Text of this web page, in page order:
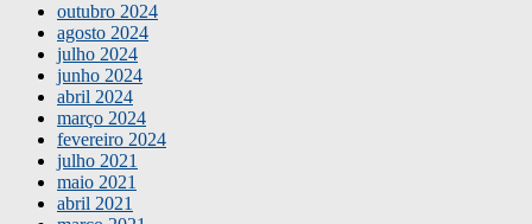
outubro 2024
agosto 2024
julho 2024
junho 2024
abril 2024
março 2024
fevereiro 2024
julho 2021
maio 2021
abril 2021